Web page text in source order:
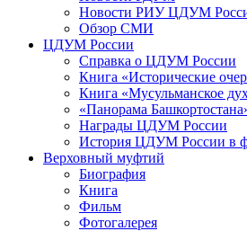
Новости РИУ ЦДУМ
Обзор СМИ
ЦДУМ России
Справка о ЦДУМ России
Книга «Исторические
Книга «Мусульманское
«Панорама
Награды ЦДУМ России
История ЦДУМ России в
Верховный муфтий
Биография
Книга
Фильм
Фотогалерея